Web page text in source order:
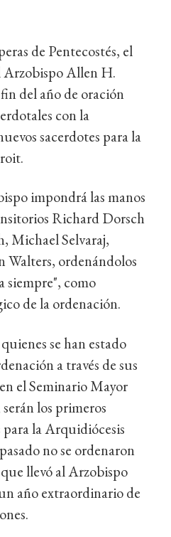
de Pentecostés, el
Arzobispo Allen H.
del año de oración
con la
sacerdotes para la
impondrá las manos
Richard Dorsch
Michael Selvaraj,
ordenándolos
siempre", como
de la ordenación.
se han estado
a través de sus
el Seminario Mayor
los primeros
para la Arquidiócesis
no se ordenaron
llevó al Arzobispo
año extraordinario de